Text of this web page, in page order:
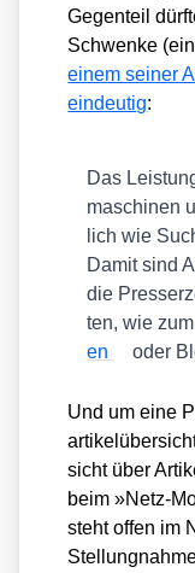
Gegen­teil
Schwen­ke
einem sei­ner
ein­deu­tig:
Das
ma­schi­nen
lich wie
Damit sind
die
ten, wie
en
oder
Und um eine
sicht über
beim »Netz-
steht offen im